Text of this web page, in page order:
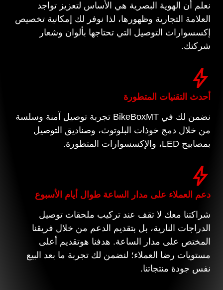
نعلم أن الهوية البصرية هي الأساس لتعزيز تواجد
العلامة التجارية وظهورها، لذا نوفر لك إمكانية تخصيص
إكسسوارات التوصيل التي تحتاجها بألوان وشعار
شركتك.
أحدث التقنيات المتطورة
نضمن لك في BikeBoxMT تجربة توصيل آمنة وسلسة
من خلال دمج خوذات البلوتوث، وصناديق التوصيل
بمصابيح LED، والإكسسوارات المتطورة.
دعم العملاء على مدار الساعة طوال أيام الأسبوع
شراكتنا معك لا تقف عند تركيب ملحقات توصيل
الدراجات النارية، بل بتقديم الدعم من خلال فريقنا
المختص على مدار الساعة. هدفنا هوتقديم أعلى
مستويات رضا العملاء؛ لنضمن لك تجربة ما بعد البيع
نفس جودة منتجاتنا.